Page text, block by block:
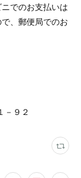
でのお支払いは
、郵便局でのお
９２